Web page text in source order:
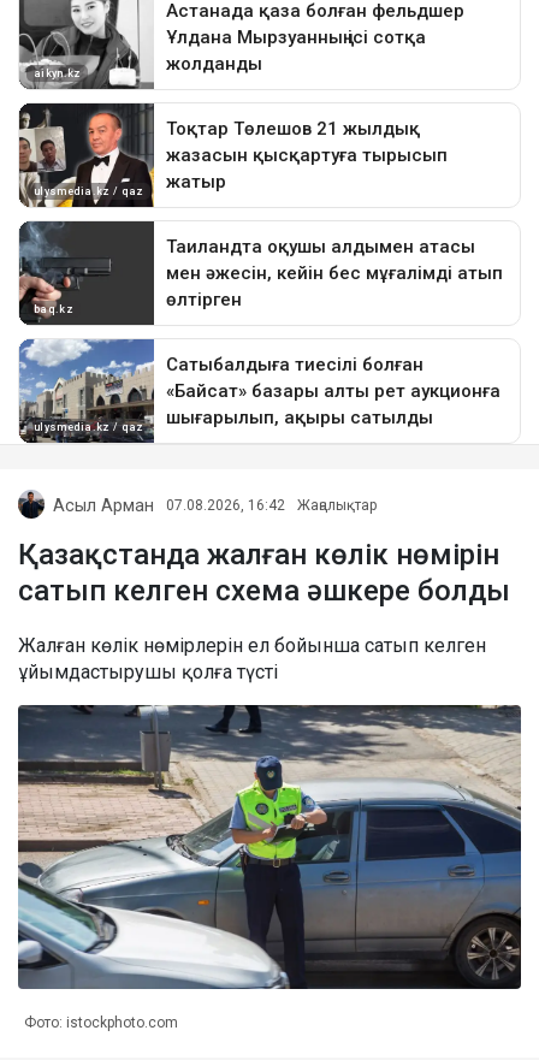
Асыл Арман 07.08.2026, 16:42 Жаңалықтар
Қазақстанда жалған көлік нөмірін
сатып келген схема әшкере болды
Жалған көлік нөмірлерін ел бойынша сатып келген
ұйымдастырушы қолға түсті
Фото: istockphoto.com